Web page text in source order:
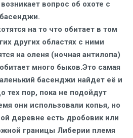
вопрос об охоте с
басенджи.
на то что обитает в том
других областях с ними
на оленя (ночная антилопа)
много быков.Это самая
басенджи найдет её и
тех пор, пока не подойдут
они использовали копья, но
деревне есть дробовик или
границы Либерии племя